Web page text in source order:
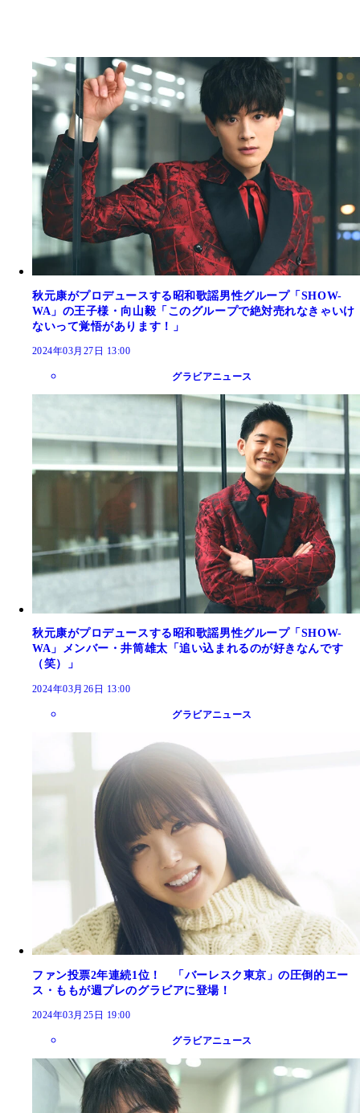
秋元康がプロデュースする昭和歌謡男性グループ「SHOW-
WA」の王子様・向山毅「このグループで絶対売れなきゃいけ
ないって覚悟があります！」
2024年03月27日 13:00
グラビアニュース
秋元康がプロデュースする昭和歌謡男性グループ「SHOW-
WA」メンバー・井筒雄太「追い込まれるのが好きなんです
（笑）」
2024年03月26日 13:00
グラビアニュース
ファン投票2年連続1位！ 「バーレスク東京」の圧倒的エー
ス・ももが週プレのグラビアに登場！
2024年03月25日 19:00
グラビアニュース